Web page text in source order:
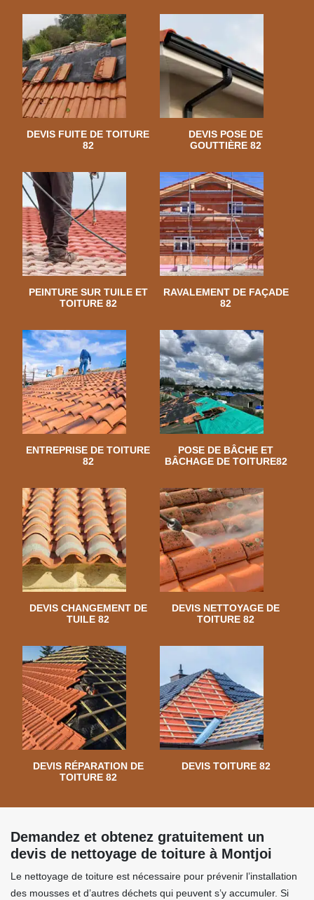
DEVIS FUITE DE TOITURE
82
DEVIS POSE DE
GOUTTIÈRE 82
PEINTURE SUR TUILE ET
TOITURE 82
RAVALEMENT DE FAÇADE
82
ENTREPRISE DE TOITURE
82
POSE DE BÂCHE ET
BÂCHAGE DE TOITURE82
DEVIS CHANGEMENT DE
TUILE 82
DEVIS NETTOYAGE DE
TOITURE 82
DEVIS RÉPARATION DE
TOITURE 82
DEVIS TOITURE 82
Demandez et obtenez gratuitement un
devis de nettoyage de toiture à Montjoi
Le nettoyage de toiture est nécessaire pour prévenir l’installation
des mousses et d’autres déchets qui peuvent s’y accumuler. Si